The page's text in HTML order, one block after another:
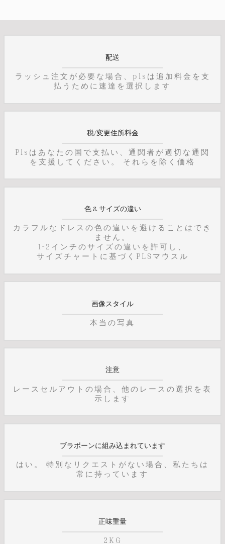
配送
ラッシュ注文が必要な場合、plsは追加料金を支
払うために速達を選択します
税/変更住所料金
Plsはあなたの国で支払い、通関者が適切な通関
を支援してください。 それらを除く価格
色 & サイズの違い
カラフルなドレスの色の違いを避けることはでき
ません。
1-2インチのサイズの違いを許可し、
サイズチャートに基づくPLSマウスル
画像スタイル
本当の写真
注意
レースセルアウトの場合、他のレースの選択を表
示します
ブラボーンに組み込まれています
はい。 特別なリクエストがない場合、私たちは
常に持っています
正味重量
2KG